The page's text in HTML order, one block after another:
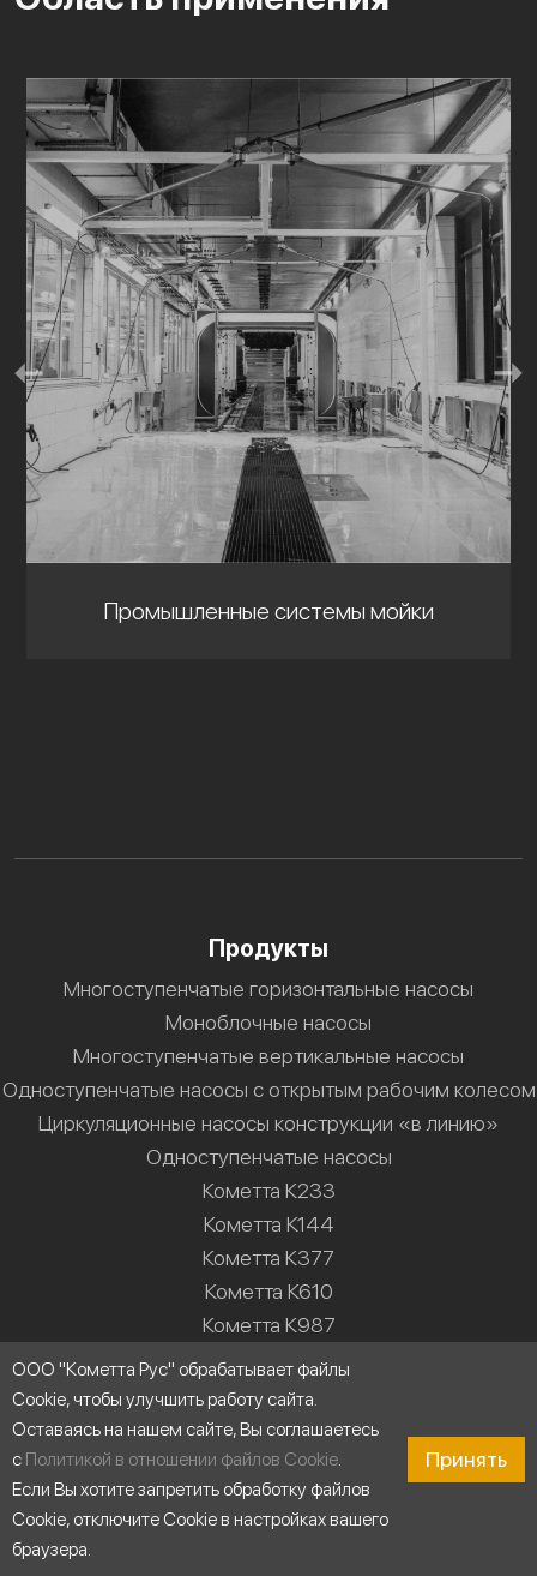
Промышленные системы мойки
Продукты
Многоступенчатые горизонтальные насосы
Моноблочные насосы
Многоступенчатые вертикальные насосы
Одноступенчатые насосы с открытым рабочим колесом
Циркуляционные насосы конструкции «в линию»
Одноступенчатые насосы
Кометта К233
Кометта К144
Кометта К377
Кометта К610
Кометта К987
Кометта К55М
Решения
Насосные станции
Водоснабжение
Холодильные установки
ООО "Кометта Рус" обрабатывает файлы
Cookie, чтобы улучшить работу сайта.
Оставаясь на нашем сайте, Вы соглашаетесь
с Политикой в отношении файлов Cookie.
Если Вы хотите запретить обработку файлов
Cookie, отключите Cookie в настройках вашего
браузера.
Принять